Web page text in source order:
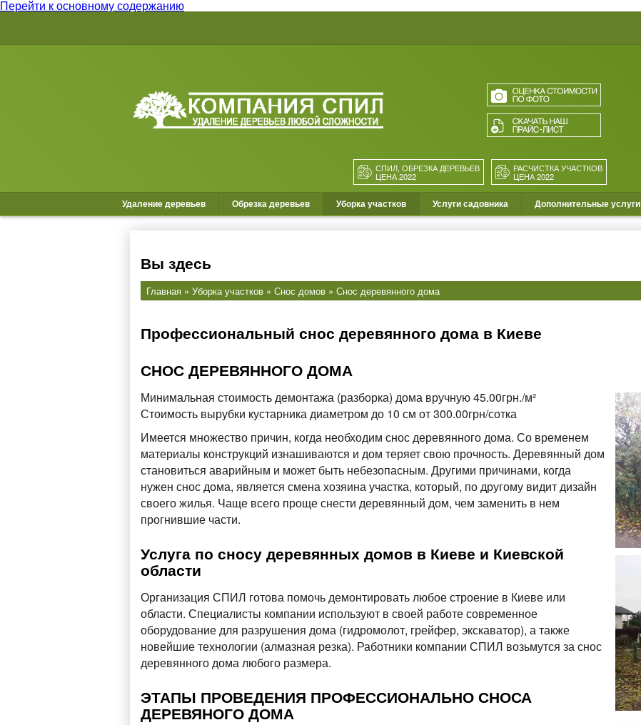
Перейти к основному содержанию
СПИЛ, ОБРЕЗКА ДЕРЕВЬЕВ
ЦЕНА 2022
РАСЧИСТКА УЧАСТКОВ
ЦЕНА 2022
Удаление деревьев Обрезка деревьев Уборка участков Услуги садовника Дополнительные услуги
Вы здесь
Главная» Уборка участков» Снос домов» Снос деревянного дома
Профессиональный снос деревянного дома в Киеве
СНОС ДЕРЕВЯННОГО ДОМА
Минимальная стоимость демонтажа (разборка) дома вручную 45.00грн./м²
Стоимость вырубки кустарника диаметром до 10 см от 300.00грн/сотка
Имеется множество причин, когда необходим снос деревянного дома. Со временем
материалы конструкций изнашиваются и дом теряет свою прочность. Деревянный дом
становиться аварийным и может быть небезопасным. Другими причинами, когда
нужен снос дома, является смена хозяина участка, который, по другому видит дизайн
своего жилья. Чаще всего проще снести деревянный дом, чем заменить в нем
прогнившие части.
Услуга по сносу деревянных домов в Киеве и Киевской
области
Организация СПИЛ готова помочь демонтировать любое строение в Киеве или
области. Специалисты компании используют в своей работе современное
оборудование для разрушения дома (гидромолот, грейфер, экскаватор), а также
новейшие технологии (алмазная резка). Работники компании СПИЛ возьмутся за снос
деревянного дома любого размера.
ЭТАПЫ ПРОВЕДЕНИЯ ПРОФЕССИОНАЛЬНО СНОСА
ДЕРЕВЯНОГО ДОМА